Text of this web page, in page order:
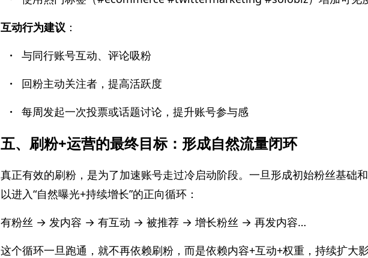
互动行为建议 ：
·
与同行账号互动、评论吸粉
·
回粉主动关注者，提高活跃度
·
每周发起一次投票或话题讨论，提升账号参与感
五、刷粉+运营的最终目标：形成自然流量闭环
真正有效的刷粉，是为了加速账号走过冷启动阶段。一旦形成初始粉丝基础
以进入“自然曝光+持续增长”的正向循环：
有粉丝 → 发内容 → 有互动 → 被推荐 → 增长粉丝 → 再发内容…
这个循环一旦跑通，就不再依赖刷粉，而是依赖内容+互动+权重，持续扩大